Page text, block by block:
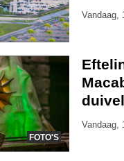
Vandaag,
FOTO'S
Vandaag,